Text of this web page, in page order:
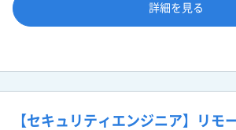
詳細を見る
【セキュリティエンジニア】リモ